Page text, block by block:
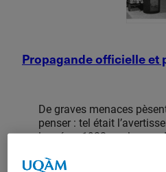
Propagande officielle et
De graves menaces
penser : tel était
lancé en 1922 par le
de l’essor des techniques